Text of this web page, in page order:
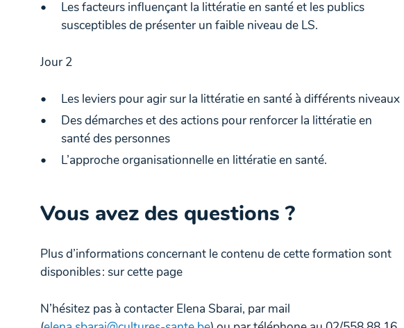
Les facteurs influençant la littératie en santé et les publics
susceptibles de présenter un faible niveau de LS.
Jour 2
Les leviers pour agir sur la littératie en santé à différents niveaux
Des démarches et des actions pour renforcer la littératie en
santé des personnes
L’approche organisationnelle en littératie en santé.
Vous avez des questions ?
Plus d’informations concernant le contenu de cette formation sont
disponibles : sur cette page
N’hésitez pas à contacter Elena Sbarai, par mail